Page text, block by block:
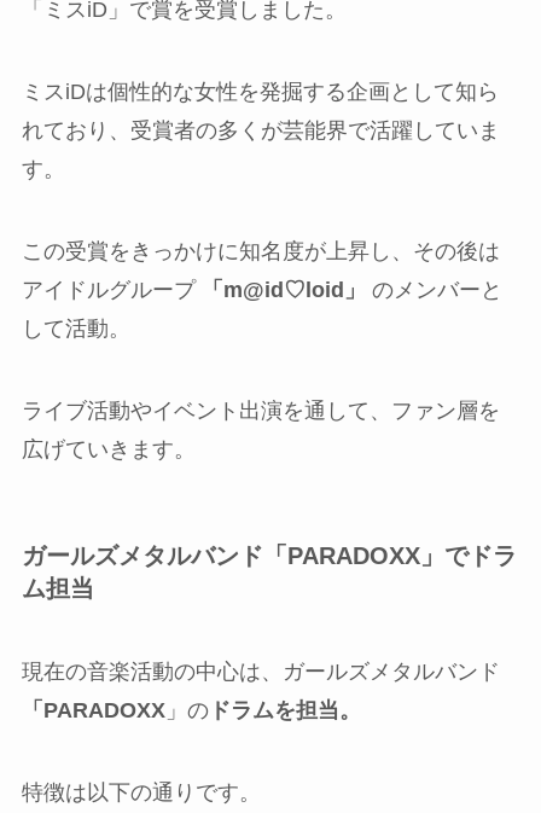
「ミスiD」で賞を受賞しました。
ミスiDは個性的な女性を発掘する企画として知ら
れており、受賞者の多くが芸能界で活躍していま
す。
この受賞をきっかけに知名度が上昇し、その後は
アイドルグループ
「m@id♡loid」
のメンバーと
して活動。
ライブ活動やイベント出演を通して、ファン層を
広げていきます。
ガールズメタルバンド「PARADOXX」でドラ
ム担当
現在の音楽活動の中心は、ガールズメタルバンド
「PARADOXX」のドラムを担当。
特徴は以下の通りです。